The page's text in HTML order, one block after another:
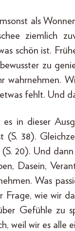
als
ziemlich
schön ist.
zu
wahrnehmen.
fehlt. Und
in dieser
(S. 38).
20). Und
Dasein,
Was
Frage, wie wir
Gefühle zu
weil wir es alle